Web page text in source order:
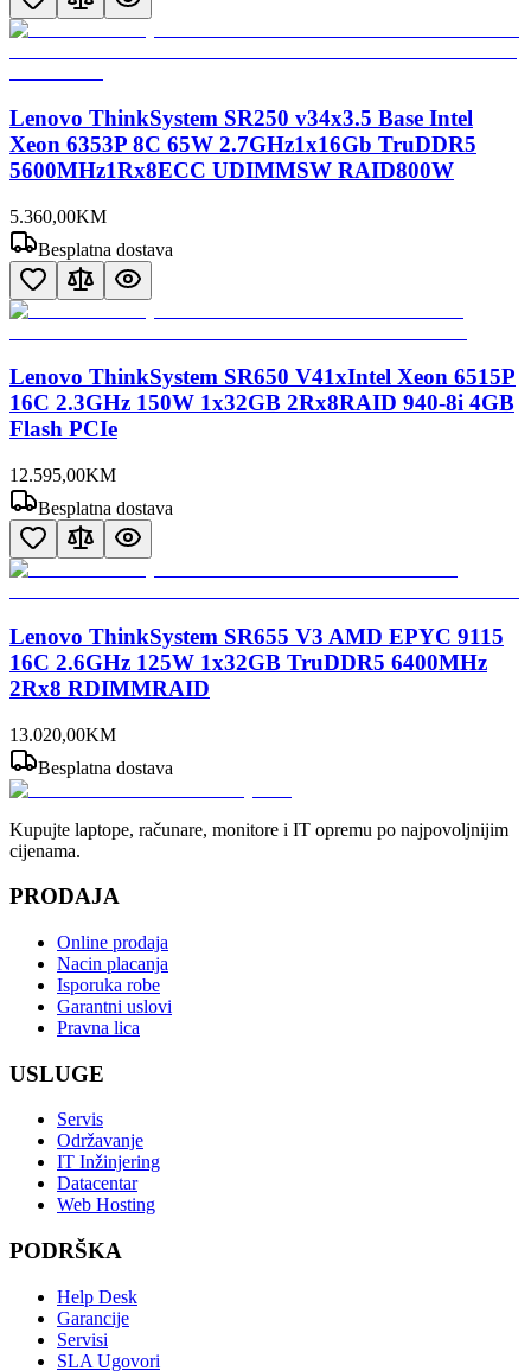
Lenovo ThinkSystem SR250 v34x3.5 Base Intel
Xeon 6353P 8C 65W 2.7GHz1x16Gb TruDDR5
5600MHz1Rx8ECC UDIMMSW RAID800W
5.360,00KM
Besplatna dostava
Lenovo ThinkSystem SR650 V41xIntel Xeon 6515P
16C 2.3GHz 150W 1x32GB 2Rx8RAID 940-8i 4GB
Flash PCIe
12.595,00KM
Besplatna dostava
Lenovo ThinkSystem SR655 V3 AMD EPYC 9115
16C 2.6GHz 125W 1x32GB TruDDR5 6400MHz
2Rx8 RDIMMRAID
13.020,00KM
Besplatna dostava
Kupujte laptope, računare, monitore i IT opremu po najpovoljnijim
cijenama.
PRODAJA
Online prodaja
Nacin placanja
Isporuka robe
Garantni uslovi
Pravna lica
USLUGE
Servis
Održavanje
IT Inžinjering
Datacentar
Web Hosting
PODRŠKA
Help Desk
Garancije
Servisi
SLA Ugovori